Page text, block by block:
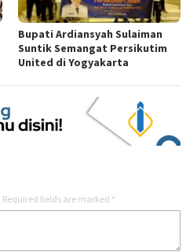
Bupati Ardiansyah Sulaiman
Suntik Semangat Persikutim
United di Yogyakarta
Required fields are marked *